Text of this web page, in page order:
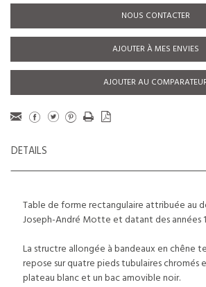
NOUS CONTACTER
AJOUTER À MES ENVIES
AJOUTER AU
DETAILS
Table de forme rectangulaire attribuée au
Joseph-André Motte et datant des années
La structre allongée à bandeaux en chêne
repose sur quatre pieds tubulaires chromés
plateau blanc et un bac amovible noir.